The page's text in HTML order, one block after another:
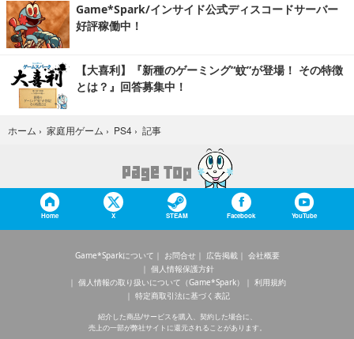
Game*Spark/インサイド公式ディスコードサーバー
好評稼働中！
【大喜利】『新種のゲーミング“蚊”が登場！ その特徴
とは？』回答募集中！
ホーム › 家庭用ゲーム › PS4 › 記事
Home X STEAM Facebook YouTube
Game*Sparkについて お問合せ 広告掲載
会社概要
個人情報保護方針
個人情報の取り扱いについて（Game*Spark）
利用規約
特定商取引法に基づく表記
紹介した商品/サービスを購入、契約した場合に、
売上の一部が弊社サイトに還元されることがあります。